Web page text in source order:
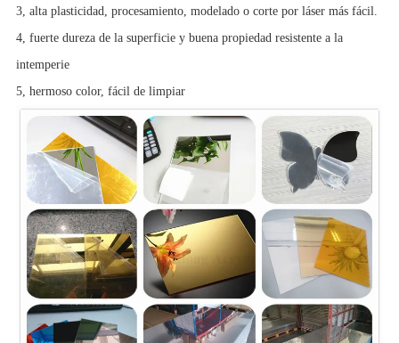
3, alta plasticidad, procesamiento, modelado o corte por láser más fácil.
4, fuerte dureza de la superficie y buena propiedad resistente a la
intemperie
5, hermoso color, fácil de limpiar